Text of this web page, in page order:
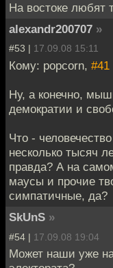
На востоке любят
alexandr200707 »
#53 | 17.09.08 15:11
Кому: popcorn, #41
Ну, а конечно,
демократии и
Что -
несколько тысяч
правда? А на
маусы и прочие
симпатичные, да?
SkUnS »
#54 | 17.09.08 19:04
Может наши уже